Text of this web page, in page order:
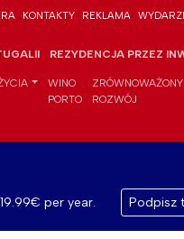
KONTAKTY REKLAMA
REZYDENCJA PRZEZ
WINO
PORTO
ZRÓWNOWAŻONY
ROZWÓJ
per year. Podpisz